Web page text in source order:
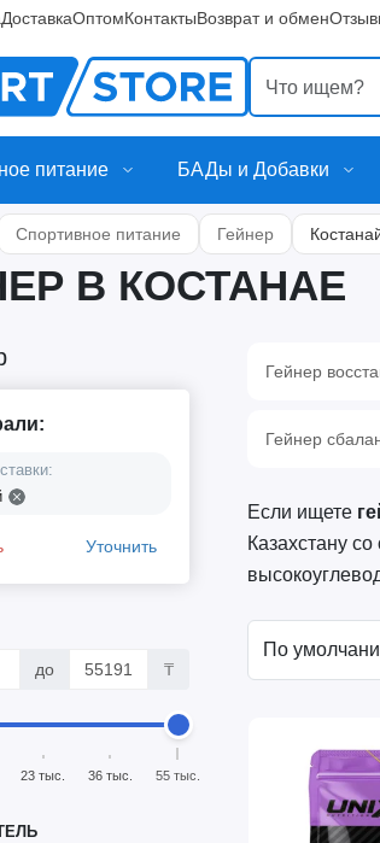
ДоставкаОптомКонтактыВозврат и обмен
питание БАДы и Добавки
Спортивное питание Гейнер
В КОСТАНАЕ
Уточнить
до ₸
23 тыс. 36 тыс. 55 тыс.
Гейнер
Гейнер
Если ищете
Казахстану